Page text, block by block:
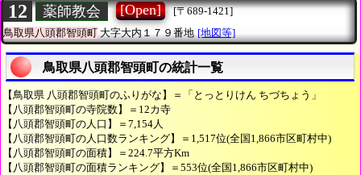
12 薬師教会 [Open]
[〒689-1421]
鳥取県八頭郡智頭町大字大内１７９番地 [地図等]
鳥取県八頭郡智頭町の統計一覧
【鳥取県 八頭郡智頭町のふりがな】＝「とっとりけん ちづちょう」
【八頭郡智頭町の寺院数】＝12カ寺
【八頭郡智頭町の人口】＝7,154人
【八頭郡智頭町の人口数ランキング】＝1,517位(全国1,866市区町村中)
【八頭郡智頭町の面積】＝224.7平方Km
【八頭郡智頭町の面積ランキング】＝553位(全国1,866市区町村中)